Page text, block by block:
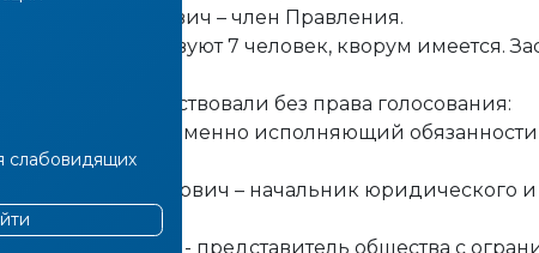
слабовидящих
Владимирович – член Правления.
присутствуют 7 человек, кворум имеется.
присутствовали без права голосования:
Юрьевич – временно исполняющий
Вениаминович – начальник юридического и
Анатольевич - представитель общества с